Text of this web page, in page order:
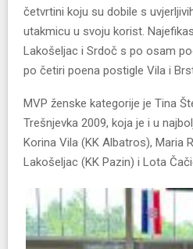
četvrtini koju su dobile s
utakmicu u svoju korist.
Lakošeljac i Srdoč s po osam
po četiri poena postigle Vila i
MVP ženske kategorije je Tina
Trešnjevka 2009, koja je i u
Korina Vila (KK Albatros), Maria
Lakošeljac (KK Pazin) i Lota